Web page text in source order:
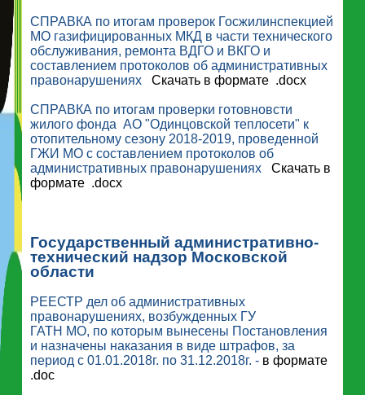
СПРАВКА по итогам проверок Госжилинспекцией
МО газифицированных МКД в части технического
обслуживания, ремонта ВДГО и ВКГО и
составлением протоколов об административных
правонарушениях Скачать в формате .docx
СПРАВКА по итогам проверки готовновсти
жилого фонда АО "Одинцовской теплосети" к
отопительному сезону 2018-2019, проведенной
ГЖИ МО с составлением протоколов об
административных правонарушениях Скачать в
формате .docx
Государственный административно-
технический надзор Московской
области
РЕЕСТР дел об административных
правонарушениях, возбужденных ГУ
ГАТН МО, по которым вынесены Постановления
и назначены наказания в виде штрафов, за
период с 01.01.2018г. по 31.12.2018г. - в формате
.doc